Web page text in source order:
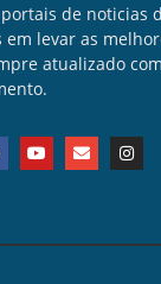
de noticias
em levar as
atualizado